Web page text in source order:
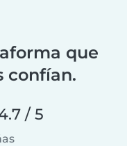
que
confían.
/ 5